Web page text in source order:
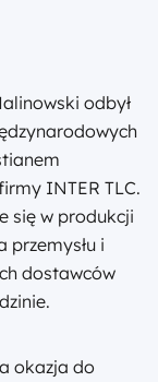
odbył
INTER TLC.
się w produkcji
i
dostawców
okazja do